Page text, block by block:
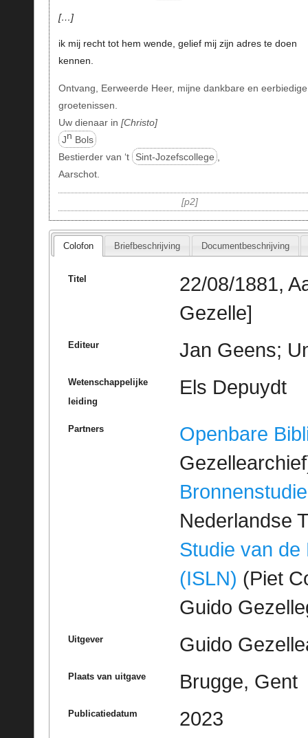
…
ik mij recht tot hem wende, gelief mij zijn adres te doen
kennen.
Ontvang, Eerweerde Heer, mijne dankbare en eerbiedige
groetenissen.
Uw dienaar in Christo
Jn Bols
Bestierder van ‘t
Sint-Jozefscollege
Aarschot.
p2
Colofon Briefbeschrijving Documentbeschrijving
Titel
22/08/1881,
Gezelle]
Editeur Jan Geens;
Wetenschappelijke
leiding
Els Depuydt
Partners
Openbare
Bronnenstudie
Nederlandse
Studie van de
(ISLN) (Piet
Guido
Uitgever Guido
Plaats van uitgave Brugge, Gent
Publicatiedatum 2023